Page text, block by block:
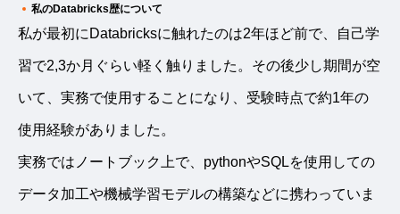
私のDatabricks歴について
私が最初にDatabricksに触れたのは2年ほど前で、自己学
習で2,3か月ぐらい軽く触りました。その後少し期間が空
いて、実務で使用することになり、受験時点で約1年の
使用経験がありました。
実務ではノートブック上で、pythonやSQLを使用しての
データ加工や機械学習モデルの構築などに携わっていま